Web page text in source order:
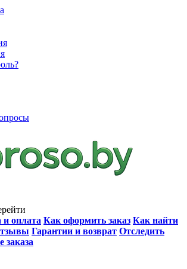
и оплата Как оформить заказ Как найти
Гарантии и возврат Отследить
заказа